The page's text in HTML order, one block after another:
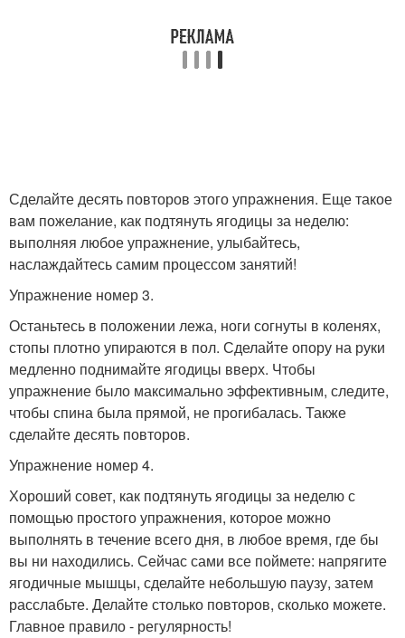
Сделайте десять повторов этого упражнения. Еще такое
вам пожелание, как подтянуть ягодицы за неделю:
выполняя любое упражнение, улыбайтесь,
наслаждайтесь самим процессом занятий!
Упражнение номер 3.
Останьтесь в положении лежа, ноги согнуты в коленях,
стопы плотно упираются в пол. Сделайте опору на руки
медленно поднимайте ягодицы вверх. Чтобы
упражнение было максимально эффективным, следите,
чтобы спина была прямой, не прогибалась. Также
сделайте десять повторов.
Упражнение номер 4.
Хороший совет, как подтянуть ягодицы за неделю с
помощью простого упражнения, которое можно
выполнять в течение всего дня, в любое время, где бы
вы ни находились. Сейчас сами все поймете: напрягите
ягодичные мышцы, сделайте небольшую паузу, затем
расслабьте. Делайте столько повторов, сколько можете.
Главное правило - регулярность!